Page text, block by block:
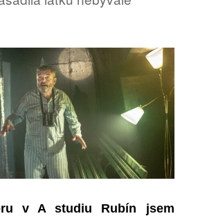
v A studiu Rubín jsem